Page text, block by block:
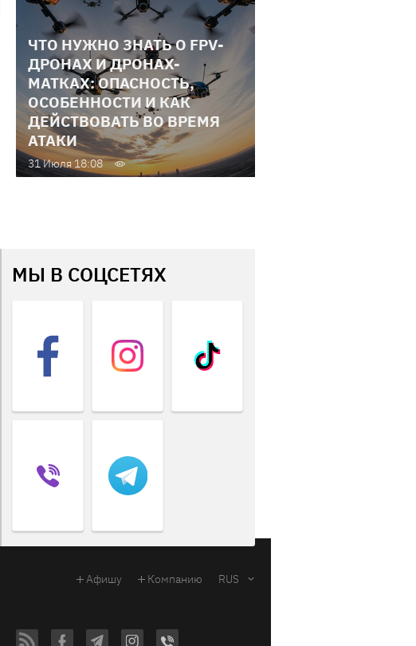
ЧТО НУЖНО ЗНАТЬ О FPV-
ДРОНАХ И ДРОНАХ-
МАТКАХ: ОПАСНОСТЬ,
ОСОБЕННОСТИ И КАК
ДЕЙСТВОВАТЬ ВО ВРЕМЯ
АТАКИ
31 Июля 18:08
МЫ В СОЦСЕТЯХ
Афишу Компанию RUS